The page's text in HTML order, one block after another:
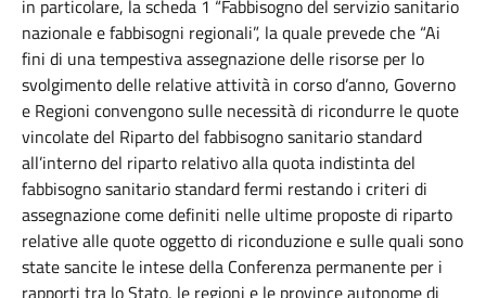
in particolare, la scheda 1 “Fabbisogno del servizio sanitario
nazionale e fabbisogni regionali”, la quale prevede che “Ai
fini di una tempestiva assegnazione delle risorse per lo
svolgimento delle relative attività in corso d’anno, Governo
e Regioni convengono sulle necessità di ricondurre le quote
vincolate del Riparto del fabbisogno sanitario standard
all’interno del riparto relativo alla quota indistinta del
fabbisogno sanitario standard fermi restando i criteri di
assegnazione come definiti nelle ultime proposte di riparto
relative alle quote oggetto di riconduzione e sulle quali sono
state sancite le intese della Conferenza permanente per i
rapporti tra lo Stato, le regioni e le province autonome di